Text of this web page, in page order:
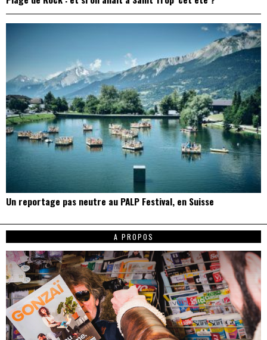
Un reportage pas neutre au PALP Festival, en Suisse
A PROPOS